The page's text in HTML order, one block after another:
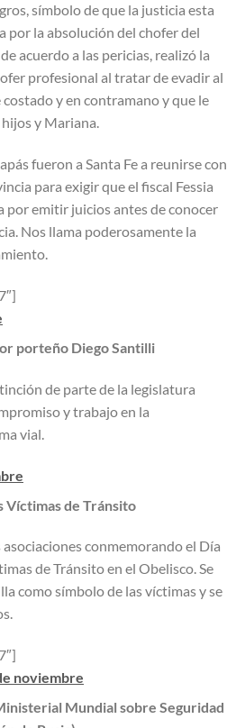
símbolo de que la justicia esta
por la absolución del chofer del
acuerdo a las pericias, realizó la
profesional al tratar de evadir al
y en contramano y que le
y Mariana.
fueron a Santa Fe a reunirse con
para exigir que el fiscal Fessia
por emitir juicios antes de conocer
Nos llama poderosamente la
porteño Diego Santilli
de parte de la legislatura
y trabajo en la
vial.
Víctimas de Tránsito
conmemorando el Día
de Tránsito en el Obelisco. Se
como símbolo de las víctimas y se
noviembre
Mundial sobre Seguridad